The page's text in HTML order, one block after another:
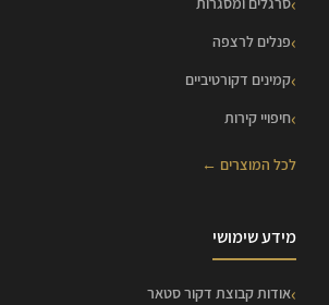
פנלים לרצפה
קמינים דקורטיביים
חיפויי קירות
לכל המוצרים ←
מידע שימושי
אודות קבוצת דקור סטאר